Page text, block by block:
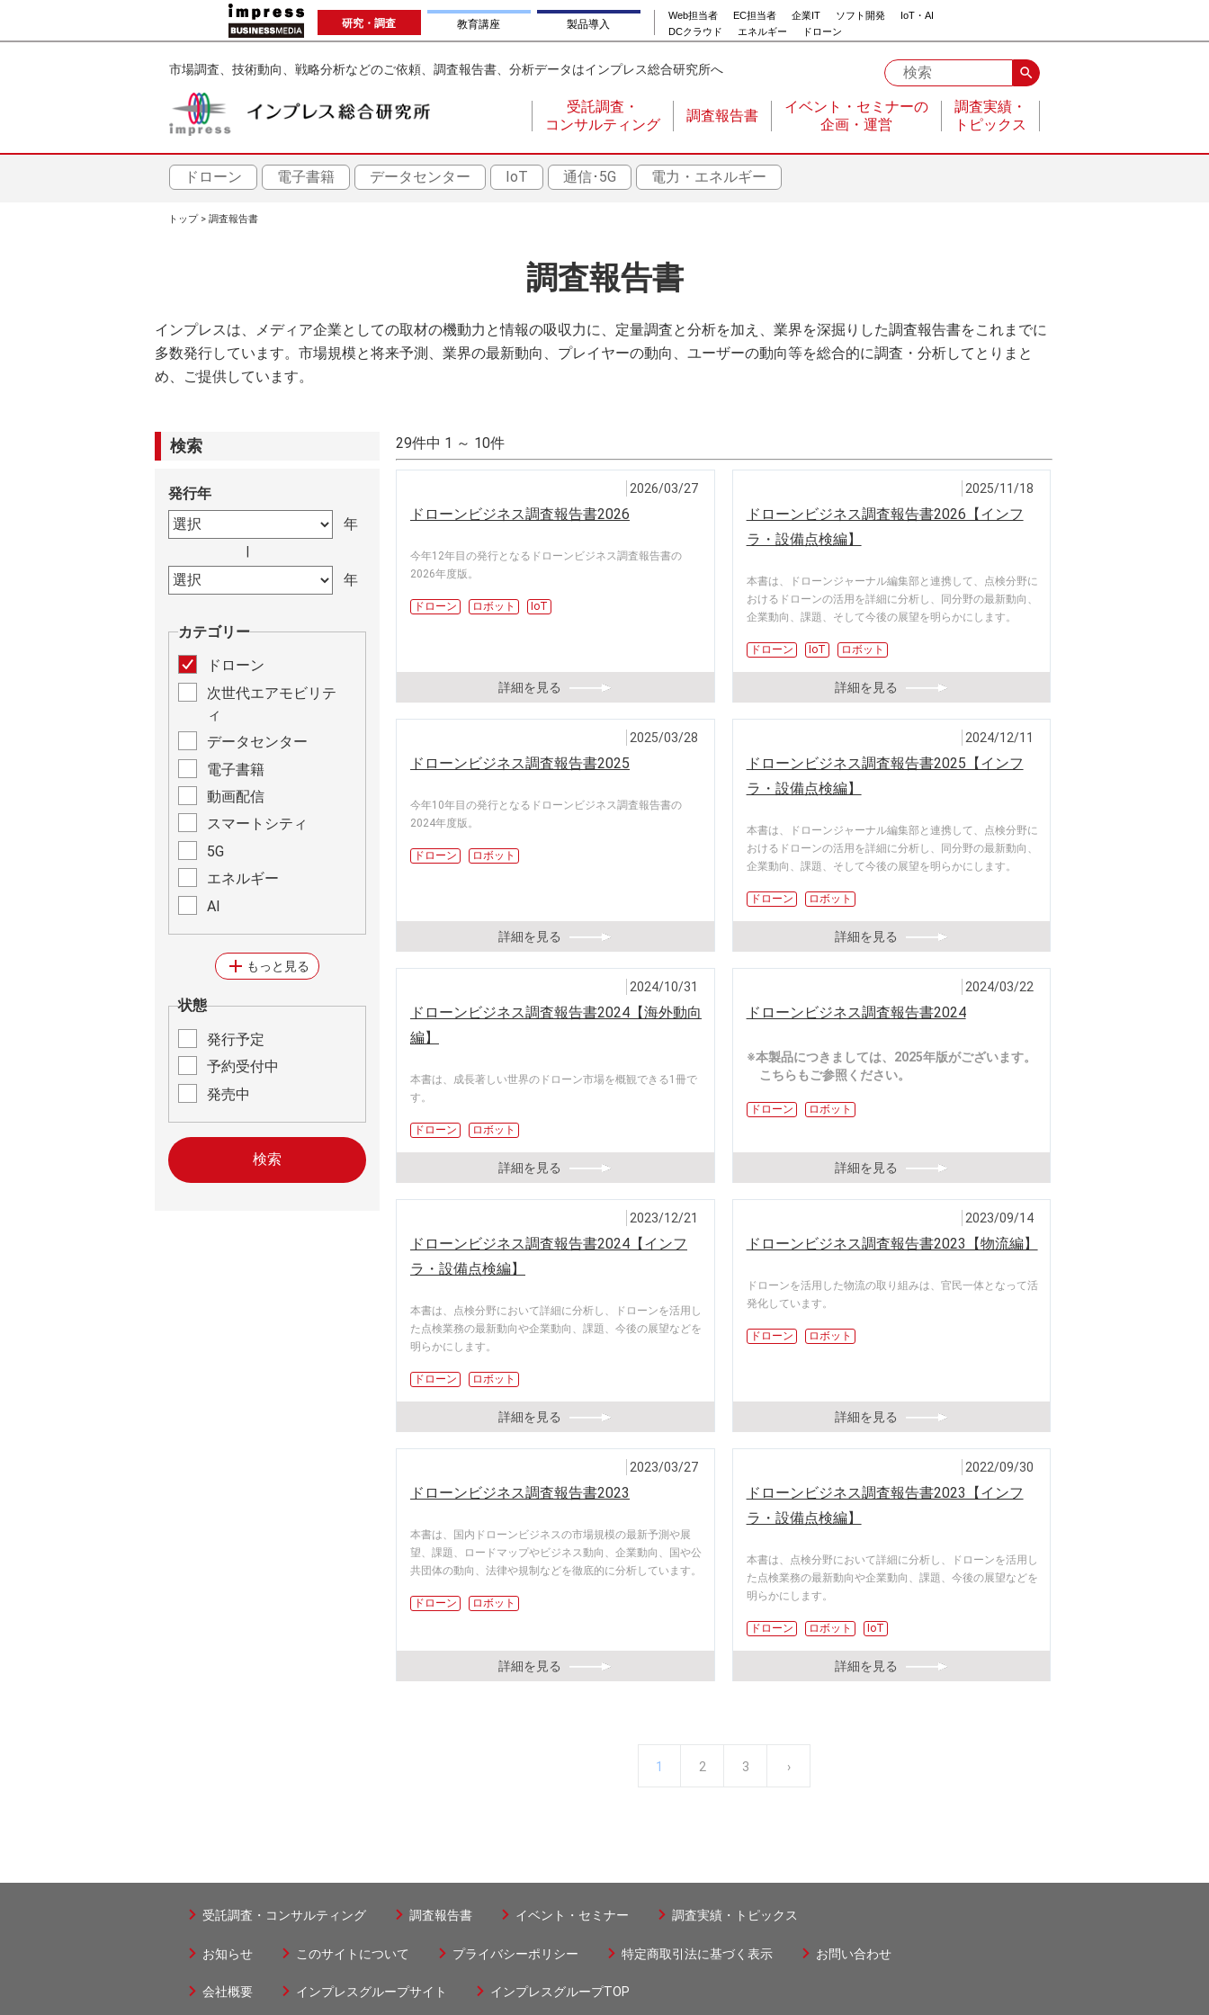
ン
研究・調査 教育講座 製品導入
Web担当者 EC担当者 企業IT ソフト開発
IoT・AI
DCクラウド
エネルギー ドローン
市場調査、技術動向、戦略分析などのご依頼、調査報告書、分析データはインプレス総合研究所へ search
メ
イ
ゲ
ー
ョ
ン
受託調査・
コンサルティング
調査報告書
イベント・セミナーの
企画・運営
調査実績・
トピックス
ドローン 電子書籍 データセンター IoT 通信･5G 電力・エネルギー
ず
トップ 調査報告書
調査報告書
インプレスは、メディア企業としての取材の機動力と情報の吸収力に、定量調査と分析を加え、業界を深掘りした調査報告書をこれまでに
多数発行しています。市場規模と将来予測、業界の最新動向、プレイヤーの動向、ユーザーの動向等を総合的に調査・分析してとりまと
め、ご提供しています。
検索
発行年
カテゴリー
ドローン
次世代エアモビリテ
ィ
データセンター
電子書籍
動画配信
スマートシティ
5G
エネルギー
AI
状態
発行予定
予約受付中
発売中
add もっと見る
29件中 1 ～ 10件
2026/03/27
ドローンビジネス調査報告書2026
今年12年目の発行となるドローンビジネス調査報告書の
2026年度版。
ドローン ロボット IoT
詳細を見る
2025/11/18
ドローンビジネス調査報告書2026【インフ
ラ・設備点検編】
本書は、ドローンジャーナル編集部と連携して、点検分野に
おけるドローンの活用を詳細に分析し、同分野の最新動向、
企業動向、課題、そして今後の展望を明らかにします。
ドローン IoT ロボット
詳細を見る
2025/03/28
ドローンビジネス調査報告書2025
今年10年目の発行となるドローンビジネス調査報告書の
2024年度版。
ドローン ロボット
詳細を見る
2024/12/11
ドローンビジネス調査報告書2025【インフ
ラ・設備点検編】
本書は、ドローンジャーナル編集部と連携して、点検分野に
おけるドローンの活用を詳細に分析し、同分野の最新動向、
企業動向、課題、そして今後の展望を明らかにします。
ドローン ロボット
詳細を見る
2024/10/31
ドローンビジネス調査報告書2024【海外動向
編】
本書は、成長著しい世界のドローン市場を概観できる1冊で
す。
ドローン ロボット
詳細を見る
2024/03/22
ドローンビジネス調査報告書2024
※本製品につきましては、2025年版がございます。
こちらもご参照ください。
ドローン ロボット
詳細を見る
2023/12/21
ドローンビジネス調査報告書2024【インフ
ラ・設備点検編】
本書は、点検分野において詳細に分析し、ドローンを活用し
た点検業務の最新動向や企業動向、課題、今後の展望などを
明らかにします。
ドローン ロボット
詳細を見る
2023/09/14
ドローンビジネス調査報告書2023【物流編】
ドローンを活用した物流の取り組みは、官民一体となって活
発化しています。
ドローン ロボット
詳細を見る
2023/03/27
ドローンビジネス調査報告書2023
本書は、国内ドローンビジネスの市場規模の最新予測や展
望、課題、ロードマップやビジネス動向、企業動向、国や公
共団体の動向、法律や規制などを徹底的に分析しています。
ドローン ロボット
詳細を見る
2022/09/30
ドローンビジネス調査報告書2023【インフ
ラ・設備点検編】
本書は、点検分野において詳細に分析し、ドローンを活用し
た点検業務の最新動向や企業動向、課題、今後の展望などを
明らかにします。
ドローン ロボット IoT
詳細を見る
カ
1 ペ
2 ペ
3 次
›
ッ
タ
受託調査・コンサルティング 調査報告書 イベント・セミナー 調査実績・トピックス
ッ
お知らせ このサイトについて プライバシーポリシー 特定商取引法に基づく表示 お問い合わせ
会社概要 インプレスグループサイト インプレスグループTOP